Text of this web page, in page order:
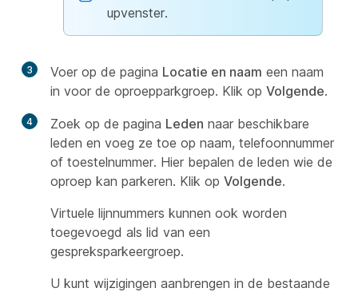
upvenster.
3 Voer op de pagina Locatie en naam een naam
in voor de oproepparkgroep. Klik op Volgende.
4 Zoek op de pagina Leden naar beschikbare
leden en voeg ze toe op naam, telefoonnummer
of toestelnummer. Hier bepalen de leden wie de
oproep kan parkeren. Klik op Volgende.
Virtuele lijnnummers kunnen ook worden
toegevoegd als lid van een
gespreksparkeergroep.
U kunt wijzigingen aanbrengen in de bestaande